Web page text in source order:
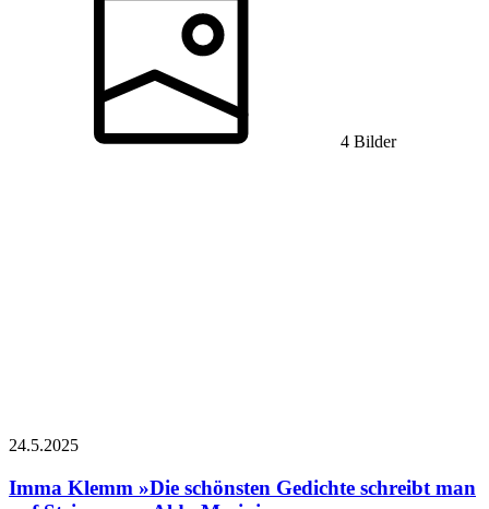
4 Bilder
24.5.2025
Imma Klemm »Die schönsten Gedichte schreibt man